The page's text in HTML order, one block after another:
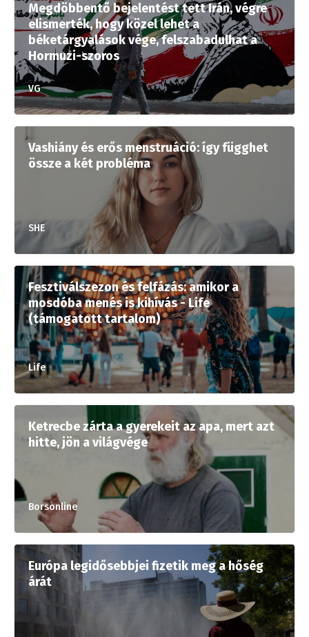
Megdöbbentő bejelentést tett Irán, végre
elismerték, hogy közel lehet a
béketárgyalások vége, felszabadulhat a
Hormuzi-szoros
VG
Vashiány és erős menstruáció: így függhet
össze a két probléma
SHE
Fesztiválszezon és felfázás: amikor a
mosdóba menés is kihívás - Life
(támogatott tartalom)
Life
Ketrecbe zárta a gyerekeit az apa, mert azt
hitte, jön a világvége
Borsonline
Európa legidősebbjei fizetik meg a hőség
árát